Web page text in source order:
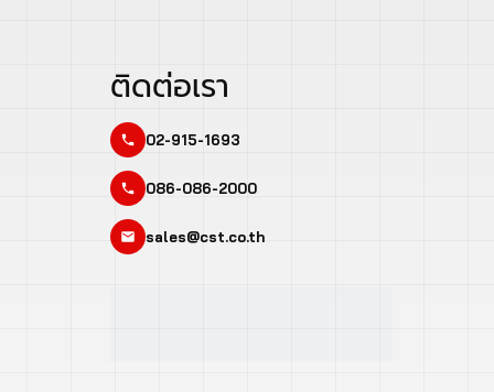
ติดต่อเรา
02-915-1693
086-086-2000
sales@cst.co.th